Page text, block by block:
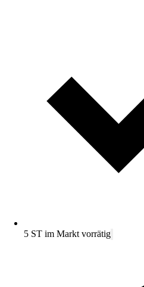
5 ST im Markt vorrätig